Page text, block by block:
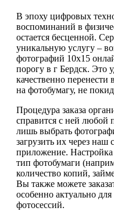
В эпоху цифровых
воспоминаний в
остается бесценной.
уникальную услугу –
фотографий 10х15
порогу в г Бердск. Это
качественно
на фотобумагу, не
Процедура заказа
справится с ней любой
лишь выбрать
загрузить их через наш
приложение. Настройка
тип фотобумаги
количество копий,
Вы также можете
особенно актуально
фотосессий.